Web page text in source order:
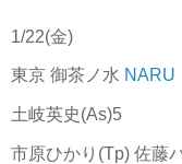
1/22(金)
東京 御茶ノ水 NARU
土岐英史(As)5
市原ひかり(Tp) 佐藤